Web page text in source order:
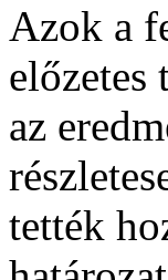
Azok a
előzetes
az
tették